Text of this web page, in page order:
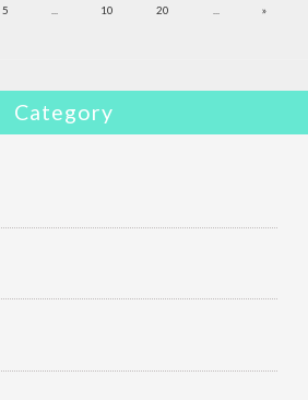
5 ... 10 20 ... »
Category